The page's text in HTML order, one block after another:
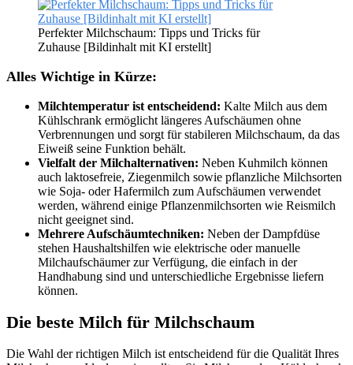
Perfekter Milchschaum: Tipps und Tricks für
Zuhause [Bildinhalt mit KI erstellt]
Alles Wichtige in Kürze:
Milchtemperatur ist entscheidend: Kalte Milch aus dem
Kühlschrank ermöglicht längeres Aufschäumen ohne
Verbrennungen und sorgt für stabileren Milchschaum, da das
Eiweiß seine Funktion behält.
Vielfalt der Milchalternativen: Neben Kuhmilch können
auch laktosefreie, Ziegenmilch sowie pflanzliche Milchsorten
wie Soja- oder Hafermilch zum Aufschäumen verwendet
werden, während einige Pflanzenmilchsorten wie Reismilch
nicht geeignet sind.
Mehrere Aufschäumtechniken: Neben der Dampfdüse
stehen Haushaltshilfen wie elektrische oder manuelle
Milchaufschäumer zur Verfügung, die einfach in der
Handhabung sind und unterschiedliche Ergebnisse liefern
können.
Die beste Milch für Milchschaum
Die Wahl der richtigen Milch ist entscheidend für die Qualität Ihres